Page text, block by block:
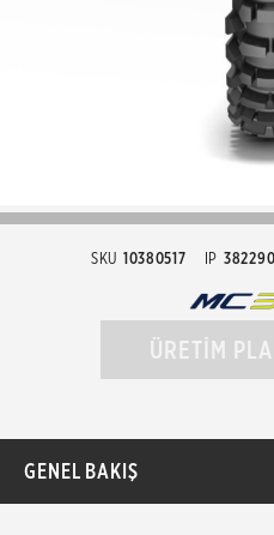
SKU 10380517 IP
ÜRETİM
GENEL BAKIŞ